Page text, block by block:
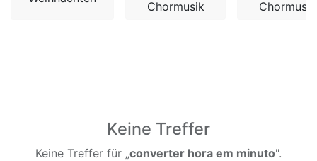
Chormusik
Chormusik
Keine Treffer
Keine Treffer für „converter hora em minuto".